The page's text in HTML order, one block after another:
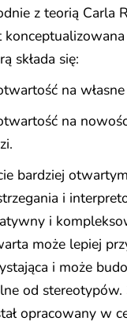
z teorią Carla
składa się:
na
na
bardziej
i
i
może lepiej
i może
od
opracowany w